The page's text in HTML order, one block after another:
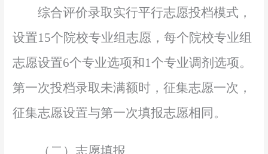
综合评价录取实行平行志愿投档模式，
设置15个院校专业组志愿，每个院校专业组
志愿设置6个专业选项和1个专业调剂选项。
第一次投档录取未满额时，征集志愿一次，
征集志愿设置与第一次填报志愿相同。
（二）志愿填报